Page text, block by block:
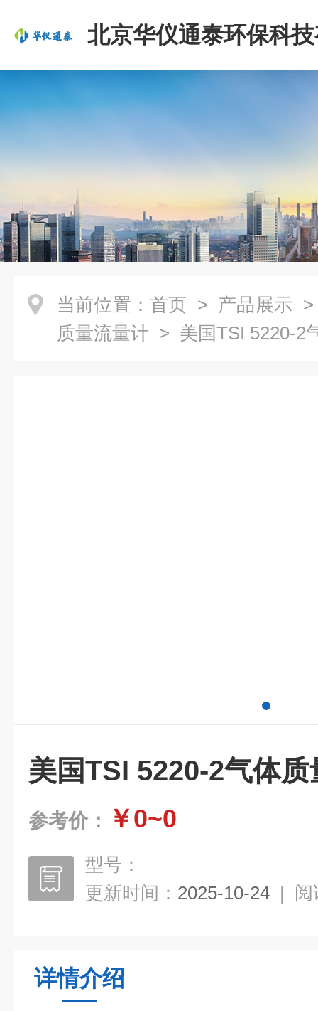
北京华仪通泰环保科
司
当前位置： 首页 > 产品展示
质量流量计 > 美国TSI 5220-2
美国TSI 5220-2气体
参考价： ￥0~0
型号：
更新时间： 2025-10-24 | 阅
详情介绍